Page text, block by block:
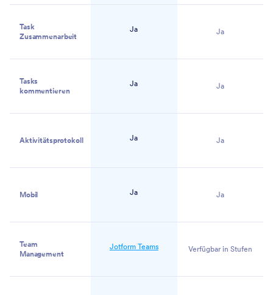
Task
Zusammenarbeit
Ja Ja
Tasks
kommentieren
Ja Ja
Aktivitätsprotokoll Ja Ja
Mobil Ja Ja
Team
Management
Jotform Teams Verfügbar in Stufen